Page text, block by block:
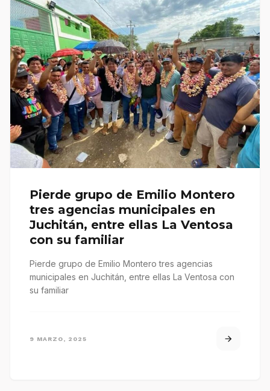
Pierde grupo de Emilio Montero
tres agencias municipales en
Juchitán, entre ellas La Ventosa
con su familiar
Pierde grupo de Emilio Montero tres agencias
municipales en Juchitán, entre ellas La Ventosa con
su familiar
9 MARZO, 2025